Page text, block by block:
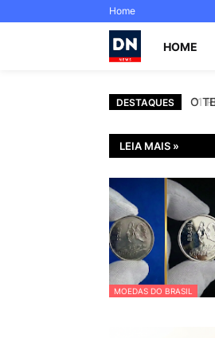
Home
HOME
DESTAQUES O
"1
LEIA MAIS »
MOEDAS DO BRASIL